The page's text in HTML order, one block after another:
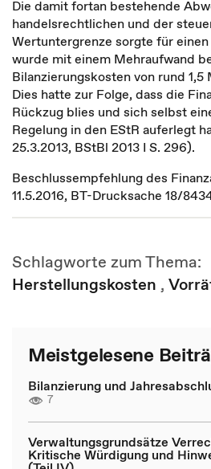
Die damit fortan bestehende
handelsrechtlichen und der
Wertuntergrenze sorgte für
wurde mit einem Mehraufwand
Bilanzierungskosten von rund 1,5
Dies hatte zur Folge, dass die
Rückzug blies und sich selbst
Regelung in den EStR auferlegt
25.3.2013, BStBl 2013 I S. 296).
Beschlussempfehlung des
11.5.2016, BT-Drucksache 18/
Schlagworte zum Thema:
Herstellungskosten ,
Meistgelesene
Bilanzierung und
7
Verwaltungsgrundsätze
Kritische Würdigung und